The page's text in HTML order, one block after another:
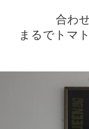
合わ
まるでトマ